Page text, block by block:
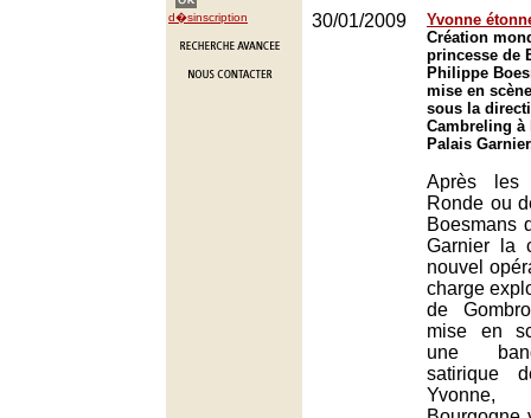
d�sinscription 30/01/2009
Yvonne
Création
princesse de
Philippe
mise en
sous la
Cambreling à
Palais
Après
Ronde ou
Boesmans
Garnier la
nouvel
charge
de
mise en
une
satirique
Yvonne,